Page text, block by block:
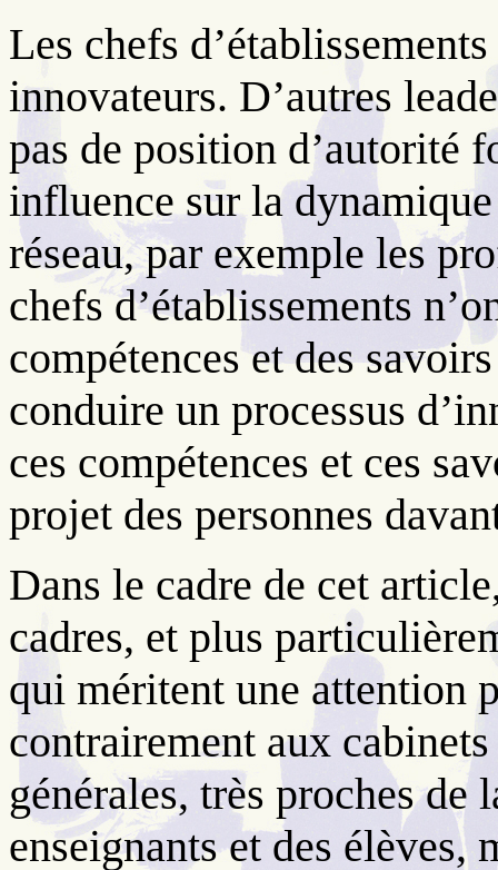
Les chefs
innovateurs. D’autres
pas de position d’autorité
influence sur la
réseau, par exemple les
chefs d’établissements
compétences et des
conduire un processus
ces compétences et ces
projet des personnes
Dans le cadre de cet
cadres, et plus
qui méritent une attention
contrairement aux
générales, très proches de
enseignants et des élèves,